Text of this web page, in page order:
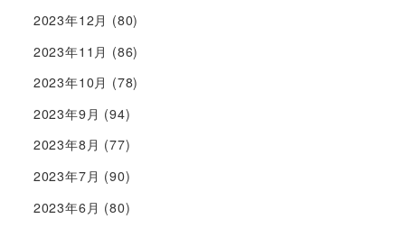
2023年12月 (80)
2023年11月 (86)
2023年10月 (78)
2023年9月 (94)
2023年8月 (77)
2023年7月 (90)
2023年6月 (80)